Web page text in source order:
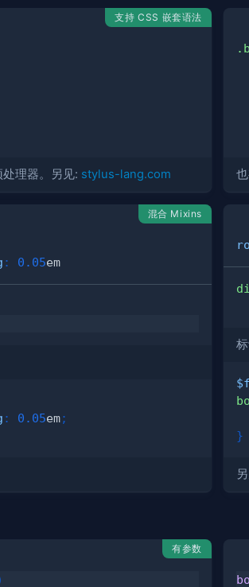
支持 CSS 嵌套语法
理器。另见: stylus-lang.com
混合 Mixins
: 0.05em
: 0.05em;
}
有参数